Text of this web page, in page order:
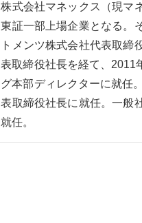
株式会社マネックス（現マ
東証一部上場企業となる。
トメンツ株式会社代表取締
表取締役社長を経て、2011
グ本部ディレクターに就任
表取締役社長に就任。一般
就任。